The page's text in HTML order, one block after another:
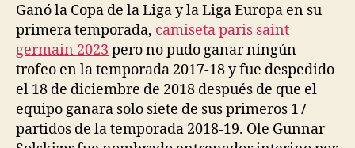
Ganó la Copa de la Liga y la Liga Europa en su
primera temporada, camiseta paris saint
germain 2023 pero no pudo ganar ningún
trofeo en la temporada 2017-18 y fue despedido
el 18 de diciembre de 2018 después de que el
equipo ganara solo siete de sus primeros 17
partidos de la temporada 2018-19. Ole Gunnar